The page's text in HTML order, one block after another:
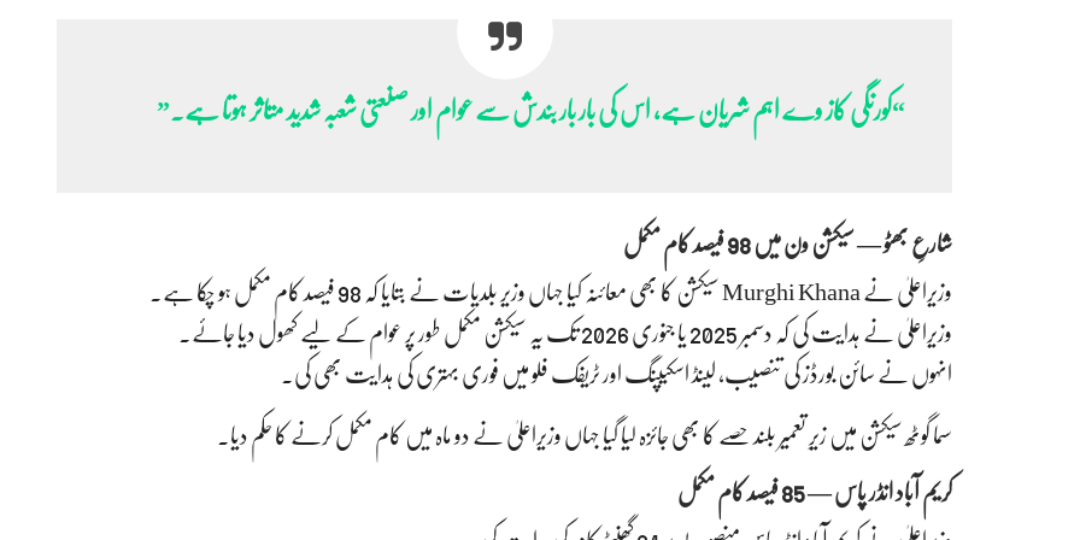
“کورنگی کاز وے اہم شریان ہے، اس کی بار بار بندش سے عوام اور صنعتی شعبہ شدید متاثر ہوتا ہے۔”
شارعِ بھٹو — سیکشن ون میں 98 فیصد کام مکمل
وزیراعلیٰ نے Murghi Khana سیکشن کا بھی معائنہ کیا جہاں وزیر بلدیات نے بتایا کہ 98 فیصد کام مکمل ہو چکا ہے۔
وزیراعلیٰ نے ہدایت کی کہ دسمبر 2025 یا جنوری 2026 تک یہ سیکشن مکمل طور پر عوام کے لیے کھول دیا جائے۔
انہوں نے سائن بورڈز کی تنصیب، لینڈ اسکیپنگ اور ٹریفک فلو میں فوری بہتری کی ہدایت بھی کی۔
سما گوٹھ سیکشن میں زیرِ تعمیر بلند حصے کا بھی جائزہ لیا گیا جہاں وزیراعلیٰ نے دو ماہ میں کام مکمل کرنے کا حکم دیا۔
کریم آباد انڈر پاس — 85 فیصد کام مکمل